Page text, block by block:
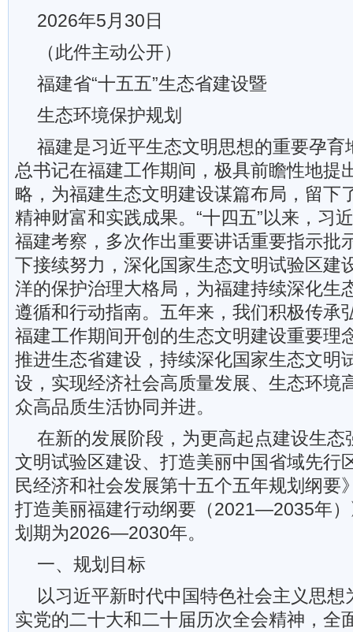
2026年5月30日
（此件主动公开）
福建省“十五五”生态省建设暨
生态环境保护规划
福建是习近平生态文明思想的重要孕育
总书记在福建工作期间，极具前瞻性地提
略，为福建生态文明建设谋篇布局，留下
精神财富和实践成果。“十四五”以来，习
福建考察，多次作出重要讲话重要指示批
下接续努力，深化国家生态文明试验区建
洋的保护治理大格局，为福建持续深化生
遵循和行动指南。五年来，我们积极传承
福建工作期间开创的生态文明建设重要理
推进生态省建设，持续深化国家生态文明
设，实现经济社会高质量发展、生态环境
众高品质生活协同并进。
在新的发展阶段，为更高起点建设生态
文明试验区建设、打造美丽中国省域先行
民经济和社会发展第十五个五年规划纲要
打造美丽福建行动纲要（2021—2035年
划期为2026—2030年。
一、规划目标
以习近平新时代中国特色社会主义思
实党的二十大和二十届历次全会精神，全